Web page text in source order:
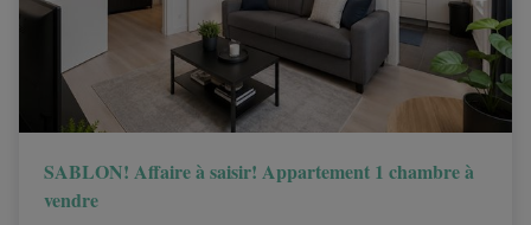
SABLON! Affaire à saisir! Appartement 1 chambre à
vendre